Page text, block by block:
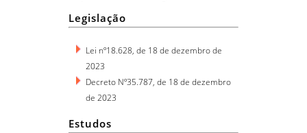
Legislação
Lei nº18.628, de 18 de dezembro de
2023
Decreto Nº35.787, de 18 de dezembro
de 2023
Estudos